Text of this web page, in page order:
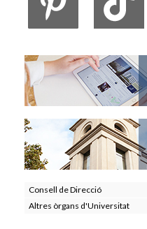
Consell de Direcció
Altres òrgans d'Universitat